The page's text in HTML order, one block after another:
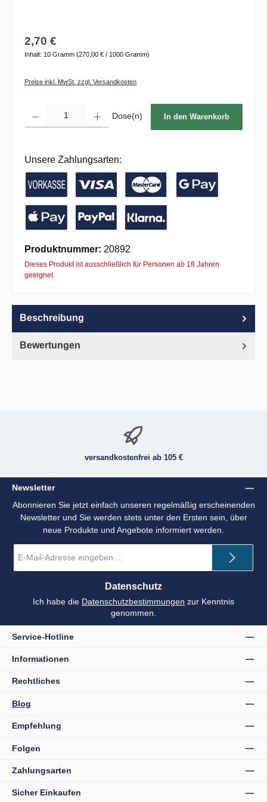
2,70 €
Inhalt: 10 Gramm (270,00 € / 1000 Gramm)
Preise inkl. MwSt. zzgl. Versandkosten
Dose(n) In den Warenkorb
Unsere Zahlungsarten:
Vorkasse / Banküberweisung
Kreditkarte
Produktnummer: 20892
Dieses Produkt ist ausschließlich für Personen ab 18 Jahren
geeignet.
Beschreibung
Bewertungen
versandkostenfrei ab 105 €
Newsletter
Abonnieren Sie jetzt einfach unseren regelmäßig erscheinenden
Newsletter und Sie werden stets unter den Ersten sein, über
neue Produkte und Angebote informiert werden.
Mail-
*
Datenschutz
Ich habe die Datenschutzbestimmungen zur Kenntnis
genommen.
Service-Hotline
Informationen
Rechtliches
Blog
Empfehlung
Folgen
Zahlungsarten
Sicher Einkaufen